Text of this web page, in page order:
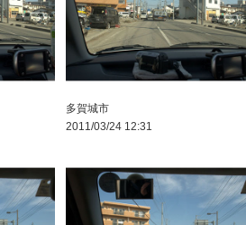
多賀城市
2011/03/24 12:31